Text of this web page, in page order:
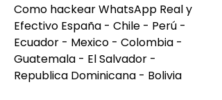
Como hackear WhatsApp Real y
Efectivo España - Chile - Perú -
Ecuador - Mexico - Colombia -
Guatemala - El Salvador -
Republica Dominicana - Bolivia